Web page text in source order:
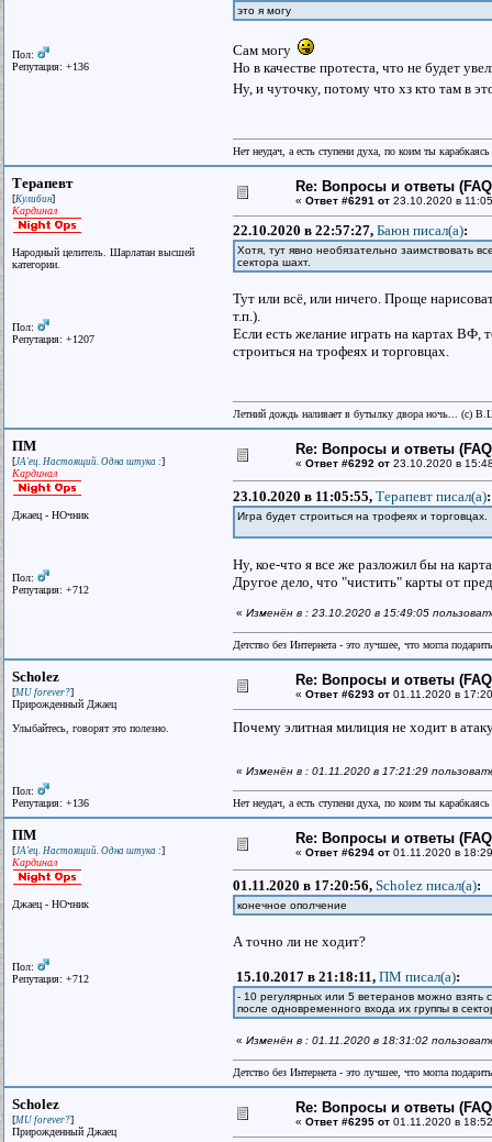
Пол:
Репутация: +136
это я могу
Сам могу
Но в качестве протеста, что не будет
Ну, и чуточку, потому что хз кто там в
Нет неудач, а есть ступени духа, по коим ты
Терапевт
[Кулибин]
Кардинал
Народный целитель. Шарлатан высшей
категории.
Пол:
Репутация: +1207
Re: Вопросы и ответы
« Ответ #6291 от 23.10.2020 в
22.10.2020 в 22:57:27, Баюн писал(a):
Хотя, тут явно необязательно заимствовать
сектора шахт.
Тут или всё, или ничего. Проще
т.п.).
Если есть желание играть на картах
строиться на трофеях и торговцах.
Летний дождь наливает в бутылку двора ночь... (с)
ПМ
[JA'ец. Настоящий. Одна штука :]
Кардинал
Джаец - НОчник
Пол:
Репутация: +712
Re: Вопросы и ответы
« Ответ #6292 от 23.10.2020 в
23.10.2020 в 11:05:55, Терапевт писал(a):
Игра будет строиться на трофеях и торговцах.
Ну, кое-что я все же разложил бы на
Другое дело, что "чистить" карты от
« Изменён в : 23.10.2020 в 15:49:05
Детство без Интернета - это лучшее, что могла
Scholez
[MU forever?]
Прирожденный Джаец
Улыбайтесь, говорят это полезно.
Пол:
Репутация: +136
Re: Вопросы и ответы
« Ответ #6293 от 01.11.2020 в
Почему элитная милиция не ходит в
« Изменён в : 01.11.2020 в 17:21:29
Нет неудач, а есть ступени духа, по коим ты
ПМ
[JA'ец. Настоящий. Одна штука :]
Кардинал
Джаец - НОчник
Пол:
Репутация: +712
Re: Вопросы и ответы
« Ответ #6294 от 01.11.2020 в
01.11.2020 в 17:20:56, Scholez писал(a):
конечное ополчение
А точно ли не ходит?
15.10.2017 в 21:18:11, ПМ писал(a):
- 10 регулярных или 5 ветеранов можно взять
после одновременного входа их группы в
« Изменён в : 01.11.2020 в 18:31:02
Детство без Интернета - это лучшее, что могла
Scholez
[MU forever?]
Прирожденный Джаец
Re: Вопросы и ответы
« Ответ #6295 от 01.11.2020 в